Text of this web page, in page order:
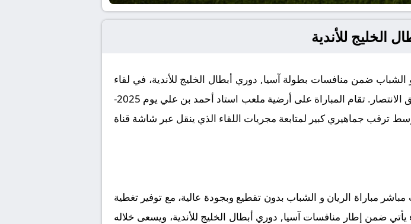
الخليج للأندية
ضمن منافسات بطولة آسيا, دوري أبطال الخليج للأندية، في لقاء
مرتقب يعد بالإثارة والتشويق نظراً لقوة الفريقين ورغبتهما في تحقيق الانتصار. تقام المباراة على أرضية ملعب استاد أحمد بن علي يوم 2025-
19:00 بتوقيت مكة المكرمة، وسط ترقب جماهيري كبير لمتابعة مجريات اللقاء الذي ينقل عبر شاشة قناة
مباراة الريان و الشباب بدون تقطيع وبجودة عالية، مع توفير تغطية
يأتي ضمن إطار منافسات آسيا, دوري أبطال الخليج للأندية، ويسعى خلاله